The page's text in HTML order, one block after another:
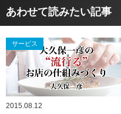
あわせて読みたい記事
サービス
2015.08.12